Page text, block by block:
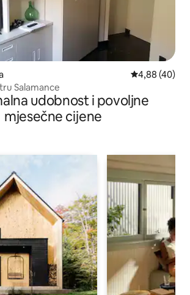
Prosječna
4,88 (40)
Salamance
udobnost i povoljne
mjesečne cijene